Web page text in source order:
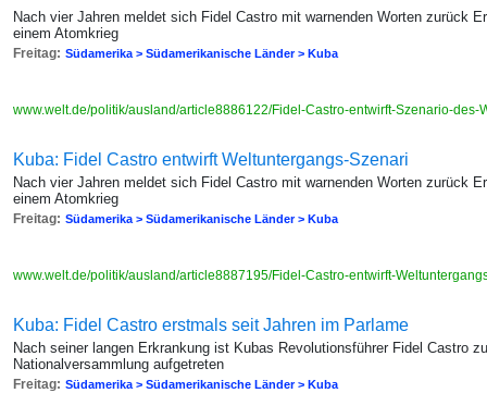
Nach vier Jahren meldet sich Fidel Castro mit warnenden Worten zurück
einem Atomkrieg
Freitag: Südamerika > Südamerikanische Länder > Kuba
www.welt.de/politik/ausland/article8886122/Fidel-Castro-entwirft-Szenario-des-
Kuba: Fidel Castro entwirft Weltuntergangs-Szenari
Nach vier Jahren meldet sich Fidel Castro mit warnenden Worten zurück
einem Atomkrieg
Freitag: Südamerika > Südamerikanische Länder > Kuba
www.welt.de/politik/ausland/article8887195/Fidel-Castro-entwirft-
Kuba: Fidel Castro erstmals seit Jahren im Parlame
Nach seiner langen Erkrankung ist Kubas Revolutionsführer Fidel Castro
Nationalversammlung aufgetreten
Freitag: Südamerika > Südamerikanische Länder > Kuba